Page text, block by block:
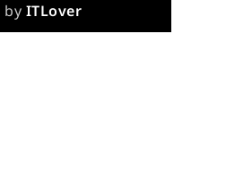
by ITLover